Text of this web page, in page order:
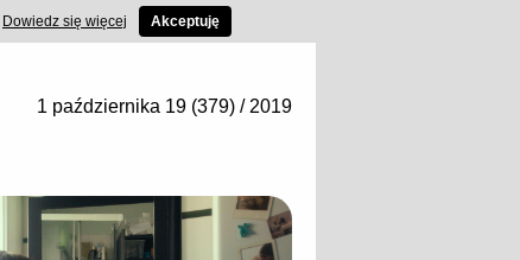
1 października 19 (379) / 2019
Dowiedz się więcej Akceptuję